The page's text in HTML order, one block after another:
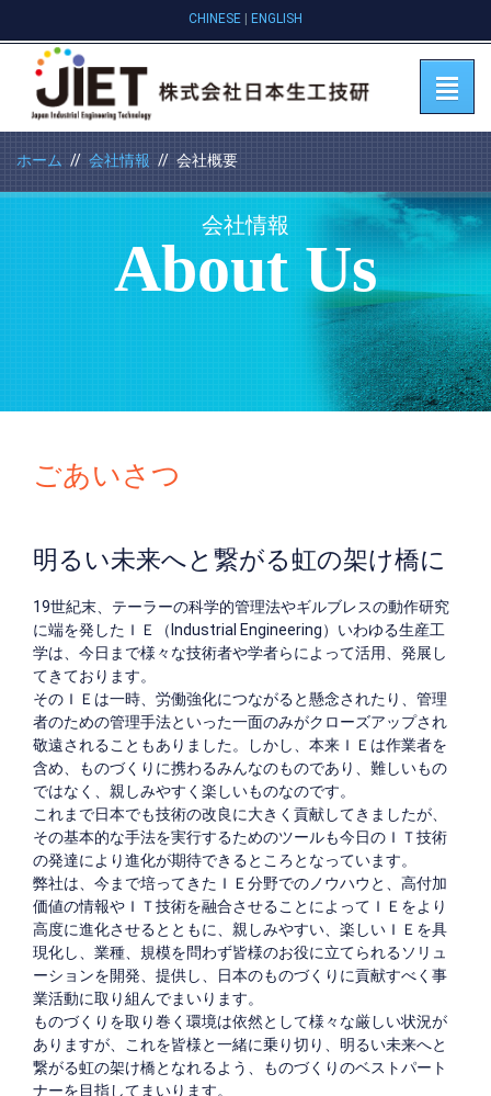
CHINESE ENGLISH
ホーム 会社情報 会社概要
会社情報
About Us
ごあいさつ
明るい未来へと繋がる虹の架け橋に
19世紀末、テーラーの科学的管理法やギルブレスの動作研究
に端を発したＩＥ（Industrial Engineering）いわゆる生産工
学は、今日まで様々な技術者や学者らによって活用、発展し
てきております。
そのＩＥは一時、労働強化につながると懸念されたり、管理
者のための管理手法といった一面のみがクローズアップされ
敬遠されることもありました。しかし、本来ＩＥは作業者を
含め、ものづくりに携わるみんなのものであり、難しいもの
ではなく、親しみやすく楽しいものなのです。
これまで日本でも技術の改良に大きく貢献してきましたが、
その基本的な手法を実行するためのツールも今日のＩＴ技術
の発達により進化が期待できるところとなっています。
弊社は、今まで培ってきたＩＥ分野でのノウハウと、高付加
価値の情報やＩＴ技術を融合させることによってＩＥをより
高度に進化させるとともに、親しみやすい、楽しいＩＥを具
現化し、業種、規模を問わず皆様のお役に立てられるソリュ
ーションを開発、提供し、日本のものづくりに貢献すべく事
業活動に取り組んでまいります。
ものづくりを取り巻く環境は依然として様々な厳しい状況が
ありますが、これを皆様と一緒に乗り切り、明るい未来へと
繋がる虹の架け橋となれるよう、ものづくりのベストパート
ナーを目指してまいります。